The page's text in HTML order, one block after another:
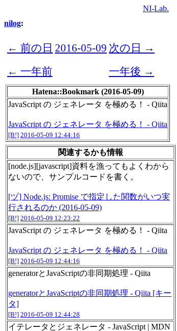
NI-Lab.
nilog:
← 前の日 2016-05-09 次の日 →
← 一年前
一年後 →
Hatena::Bookmark (2016-05-09)
JavaScript の ジェネレータ を極める！ - Qiita
JavaScript の ジェネレータ を極める！ - Qiita
[B!] 2016-05-09 12:44:16
関連するかも情報
[node.js][javascript]資料を漁ってもよくわから
ないので、サンプルコードを書く。
[ヅ] Node.js: Promise で指定した関数がいつ実
行されるのか (2016-05-09)
[B!] 2016-05-09 12:23:22
JavaScript の ジェネレータ を極める！ - Qiita
JavaScript の ジェネレータ を極める！ - Qiita
[B!] 2016-05-09 12:44:16
generatorとJavaScriptの非同期処理 - Qiita
generatorとJavaScriptの非同期処理 - Qiita [キー
タ]
[B!] 2016-05-09 12:44:28
イテレータとジェネレータ - JavaScript | MDN